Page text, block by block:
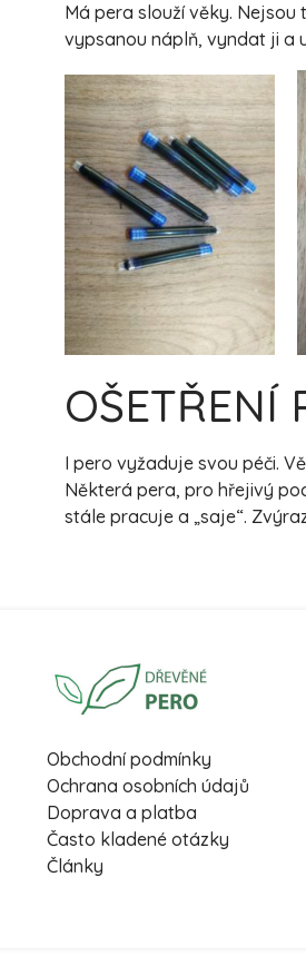
Má pera slouží věky.
vypsanou náplň, vyndat ji a
OŠETŘENÍ
I pero vyžaduje svou péči.
Některá pera, pro hřejivý
stále pracuje a „saje“.
Obchodní podmínky
Ochrana osobních údajů
Doprava a platba
Často kladené otázky
Články